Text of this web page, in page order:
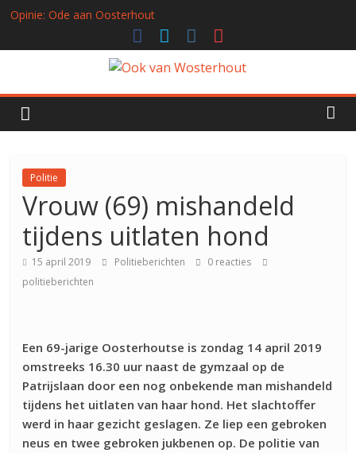
Opinie: Ode aan Oosterhout
Opinie: Heel even bruisde de Oosterhoutse binnenstad, en dat is
natuurlijk meteen een probleem
Nieuws: Elf-Elf in Kaaiendonk: Waarom Oosterhout de Aftrap
Opinie: Realisme versus nieuwe gezichten in de Oosterhoutse
politiek
Ook
van
Wosterhout
Alles
over
Oosterhout
Politie
Vrouw (69) mishandeld
tijdens uitlaten hond
15 april 2019 Politieberichten
0 reacties
politieberichten
Een 69-jarige Oosterhoutse is zondag 14 april 2019
omstreeks 16.30 uur naast de gymzaal op de
Patrijslaan door een nog onbekende man mishandeld
tijdens het uitlaten van haar hond. Het slachtoffer
werd in haar gezicht geslagen. Ze liep een gebroken
neus en twee gebroken jukbenen op. De politie van